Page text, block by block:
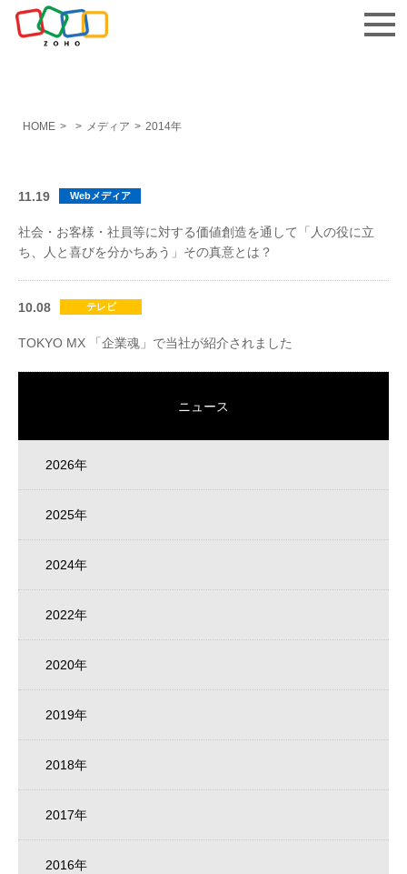
お問い合わせ
HOME > > メディア > 2014年
11.19 Webメディア
社会・お客様・社員等に対する価値創造を通して「人の役に立
ち、人と喜びを分かちあう」その真意とは？
10.08 テレビ
TOKYO MX 「企業魂」で当社が紹介されました
ニュース
2026年
2025年
2024年
2022年
2020年
2019年
2018年
2017年
2016年